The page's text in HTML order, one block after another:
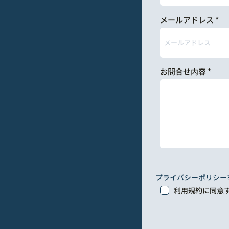
メールアドレス
お問合せ内容
利用規約に同意
プライバシーポリシー